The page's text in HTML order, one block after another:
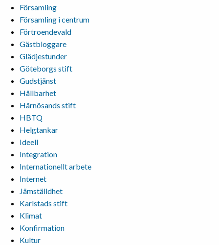
Församling
Församling i centrum
Förtroendevald
Gästbloggare
Glädjestunder
Göteborgs stift
Gudstjänst
Hållbarhet
Härnösands stift
HBTQ
Helgtankar
Ideell
Integration
Internationellt arbete
Internet
Jämställdhet
Karlstads stift
Klimat
Konfirmation
Kultur